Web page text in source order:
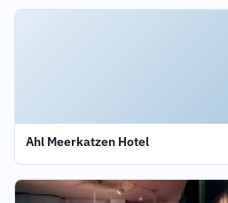
Ahl Meerkatzen Hotel